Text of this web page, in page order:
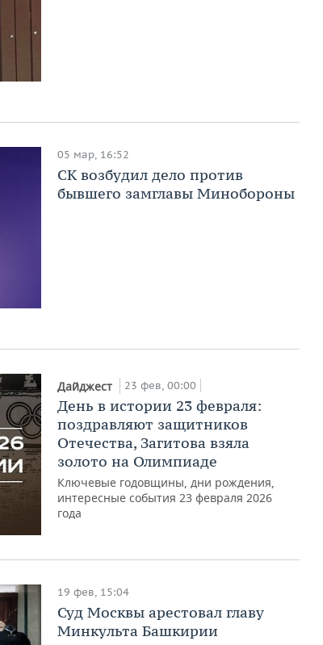
05 мар, 16:52
СК возбудил дело против
бывшего замглавы Минобороны
Дайджест 23 фев, 00:00
День в истории 23 февраля:
поздравляют защитников
Отечества, Загитова взяла
золото на Олимпиаде
Ключевые годовщины, дни рождения,
интересные события 23 февраля 2026
года
19 фев, 15:04
Суд Москвы арестовал главу
Минкульта Башкирии